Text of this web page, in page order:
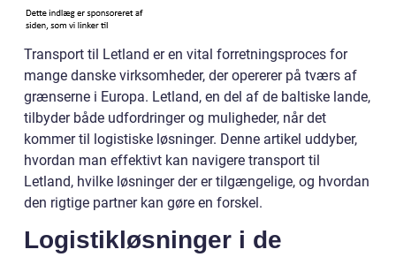
Transport til Letland er en vital forretningsproces for
mange danske virksomheder, der opererer på tværs af
grænserne i Europa. Letland, en del af de baltiske lande,
tilbyder både udfordringer og muligheder, når det
kommer til logistiske løsninger. Denne artikel uddyber,
hvordan man effektivt kan navigere transport til
Letland, hvilke løsninger der er tilgængelige, og hvordan
den rigtige partner kan gøre en forskel.
Logistikløsninger i de